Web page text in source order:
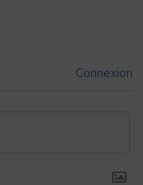
Connexion